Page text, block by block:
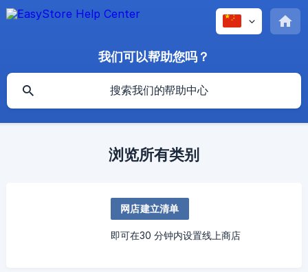
我们可以帮助您吗？
浏览所有类别
网店建立清单
即可在30 分钟内设置线上商店